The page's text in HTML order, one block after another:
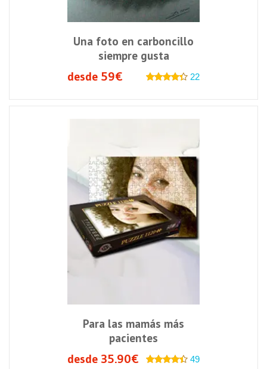
Una foto en carboncillo
siempre gusta
desde 59€
22
Para las mamás más
pacientes
desde 35.90€
49